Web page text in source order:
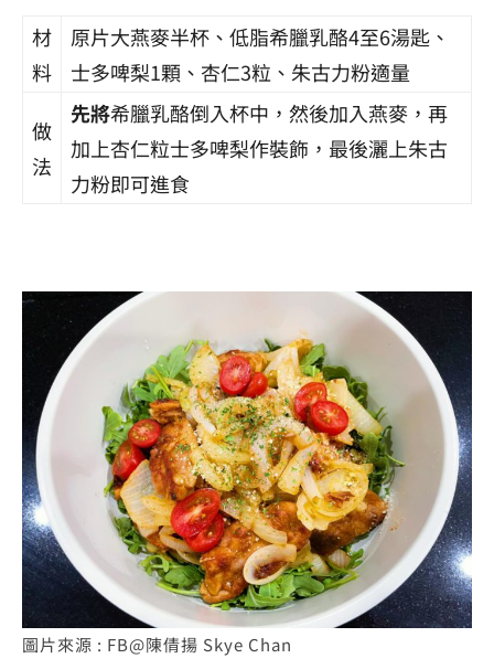
材
料
原片大燕麥半杯、低脂希臘乳酪4至6湯匙、
士多啤梨1顆、杏仁3粒、朱古力粉適量
做
法
先將希臘乳酪倒入杯中，然後加入燕麥，再
加上杏仁粒士多啤梨作裝飾，最後灑上朱古
力粉即可進食
圖片來源 : FB@陳倩揚 Skye Chan